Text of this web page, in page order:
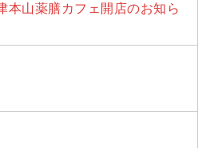
本山薬膳カフェ開店のお知ら